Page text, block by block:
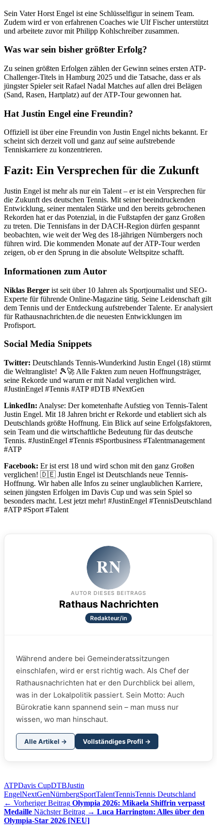
Sein Vater Horst Engel ist eine Schlüsselfigur in seinem Team.
Zudem wird er von erfahrenen Coaches wie Ulf Fischer unterstützt
und arbeitete zuvor mit Philipp Kohlschreiber zusammen.
Was war sein bisher größter Erfolg?
Zu seinen größten Erfolgen zählen der Gewinn seines ersten ATP-
Challenger-Titels in Hamburg 2025 und die Tatsache, dass er als
jüngster Spieler seit Rafael Nadal Matches auf allen drei Belägen
(Sand, Rasen, Hartplatz) auf der ATP-Tour gewonnen hat.
Hat Justin Engel eine Freundin?
Offiziell ist über eine Freundin von Justin Engel nichts bekannt. Er
scheint sich derzeit voll und ganz auf seine aufstrebende
Tenniskarriere zu konzentrieren.
Fazit: Ein Versprechen für die Zukunft
Justin Engel ist mehr als nur ein Talent – er ist ein Versprechen für
die Zukunft des deutschen Tennis. Mit seiner beeindruckenden
Entwicklung, seiner mentalen Stärke und den bereits gebrochenen
Rekorden hat er das Potenzial, in die Fußstapfen der ganz Großen
zu treten. Die Tennisfans in der DACH-Region dürfen gespannt
beobachten, wie weit der Weg des 18-jährigen Nürnbergers noch
führen wird. Die kommenden Monate auf der ATP-Tour werden
zeigen, ob er den Sprung in die absolute Weltspitze schafft.
Informationen zum Autor
Niklas Berger ist seit über 10 Jahren als Sportjournalist und SEO-
Experte für führende Online-Magazine tätig. Seine Leidenschaft gilt
dem Tennis und der Entdeckung aufstrebender Talente. Er analysiert
für Rathausnachrichten.de die neuesten Entwicklungen im
Profisport.
Social Media Snippets
Twitter: Deutschlands Tennis-Wunderkind Justin Engel (18) stürmt
die Weltrangliste! 🎾🚀 Alle Fakten zum neuen Hoffnungsträger,
seine Rekorde und warum er mit Nadal verglichen wird.
#JustinEngel #Tennis #ATP #DTB #NextGen
LinkedIn: Analyse: Der kometenhafte Aufstieg von Tennis-Talent
Justin Engel. Mit 18 Jahren bricht er Rekorde und etabliert sich als
Deutschlands größte Hoffnung. Ein Blick auf seine Erfolgsfaktoren,
sein Team und die wirtschaftliche Bedeutung für das deutsche
Tennis. #JustinEngel #Tennis #Sportbusiness #Talentmanagement
#ATP
Facebook: Er ist erst 18 und wird schon mit den ganz Großen
verglichen! 🇩🇪 Justin Engel ist Deutschlands neue Tennis-
Hoffnung. Wir haben alle Infos zu seiner unglaublichen Karriere,
seinen jüngsten Erfolgen im Davis Cup und was sein Spiel so
besonders macht. Lest jetzt mehr! #JustinEngel #TennisDeutschland
#ATP #Sport #Talent
RN
AUTOR DIESES BEITRAGS
Rathaus Nachrichten
Redakteur/in
Während andere bei Gemeinderatssitzungen
einschlafen, wird er erst richtig wach. Als Chef der
Rathausnachrichten hat er den Durchblick bei allem,
was in der Lokalpolitik passiert. Sein Motto: Auch
Bürokratie kann spannend sein – man muss nur
wissen, wo man hinschaut.
Alle Artikel → Vollständiges Profil →
ATPDavis CupDTBJustin
EngelNextGenNürnbergSportTalentTennisTennis Deutschland
← Vorheriger Beitrag Olympia 2026: Mikaela Shiffrin verpasst
Medaille Nächster Beitrag → Luca Harrington: Alles über den
Olympia-Star 2026 [NEU]